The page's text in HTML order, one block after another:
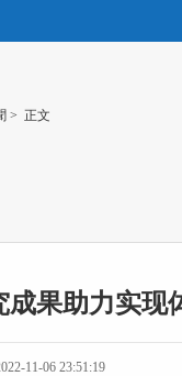
> 正文
果助力实现
11-06 23:51:19